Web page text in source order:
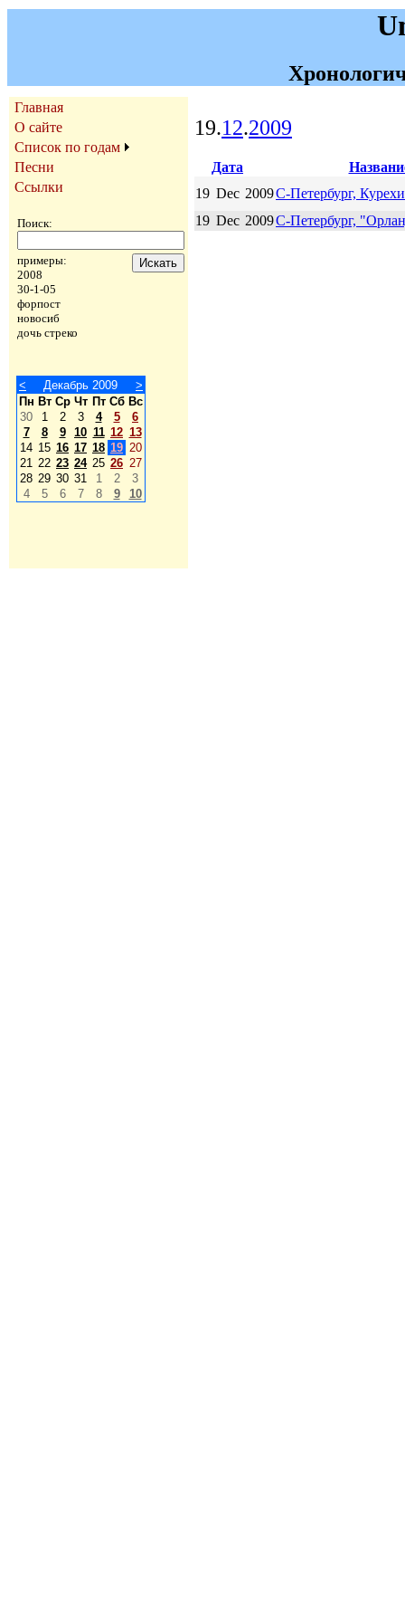
Главная
О сайте
Список по годам
Песни
Ссылки
Поиск:
примеры:
2008
30-1-05
форпост
новосиб
дочь стреко
< Декабрь 2009
>
Пн Вт Ср Чт Пт Сб Вс
30
1 2 3 4 5
6
7
8 9 10 11 12 13
14 15 16 17 18 19 20
21 22 23 24 25 26 27
28 29 30 31 1 2
3
4
5 6 7 8 9 10
19.12.2009
Дата
19 Dec 2009С-Петербург,
19 Dec 2009С-Петербург,